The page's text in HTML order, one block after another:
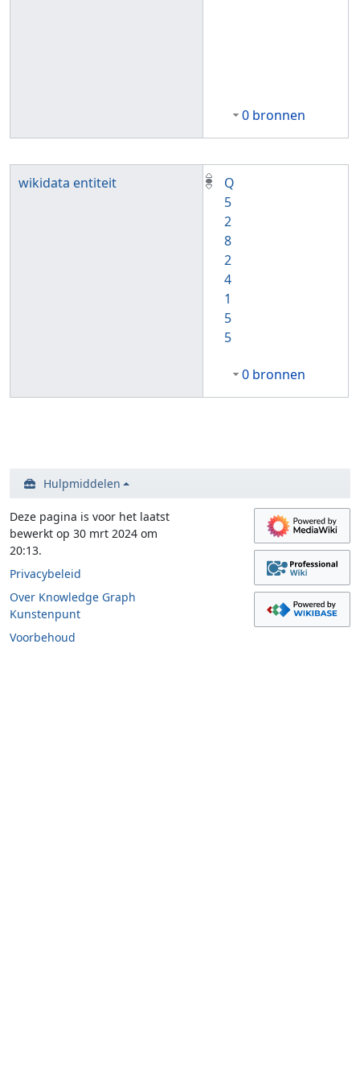
0 bronnen
wikidata entiteit
Q
5
2
8
2
4
1
5
5
0 bronnen
Hulpmiddelen
Deze pagina is voor het laatst
bewerkt op 30 mrt 2024 om
20:13.
Privacybeleid
Over Knowledge Graph
Kunstenpunt
Voorbehoud